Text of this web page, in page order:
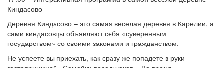
Киндасово
Деревня Киндасово – это самая веселая деревня в Карелии, а
сами киндасовцы объявляют себя «суверенным
государством» со своими законами и гражданством.
Не успеете вы приехать, как сразу же попадете в руки